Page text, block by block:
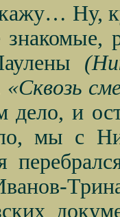
Ну,
и
мы с